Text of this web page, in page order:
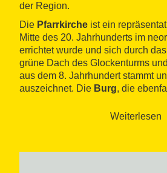
der Region.
Die Pfarrkirche ist ein
Mitte des 20. Jahrhunderts im
errichtet wurde und sich durch
grüne Dach des Glockenturms
aus dem 8. Jahrhundert stammt
auszeichnet. Die Burg, die
Modifikationen erfahren hat, ist
Weiterlesen